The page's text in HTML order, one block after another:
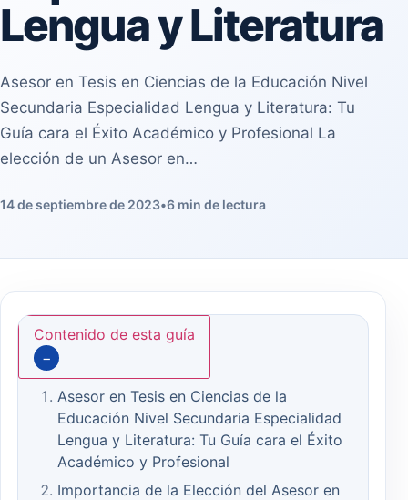
Lengua y Literatura
Asesor en Tesis en Ciencias de la Educación Nivel
Secundaria Especialidad Lengua y Literatura: Tu
Guía cara el Éxito Académico y Profesional La
elección de un Asesor en…
14 de septiembre de 2023•6 min de lectura
Contenido de esta guía
−
Asesor en Tesis en Ciencias de la
Educación Nivel Secundaria Especialidad
Lengua y Literatura: Tu Guía cara el Éxito
Académico y Profesional
Importancia de la Elección del Asesor en